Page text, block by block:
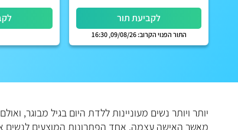
לקביעת תור
התור הפנוי הקרוב: 09/08/26, 16:30
יותר ויותר נשים מעוניינות ללדת היום בגיל מבוגר,
מאשר האישה עצמה. אחד הפתרונות המוצעים לנשים